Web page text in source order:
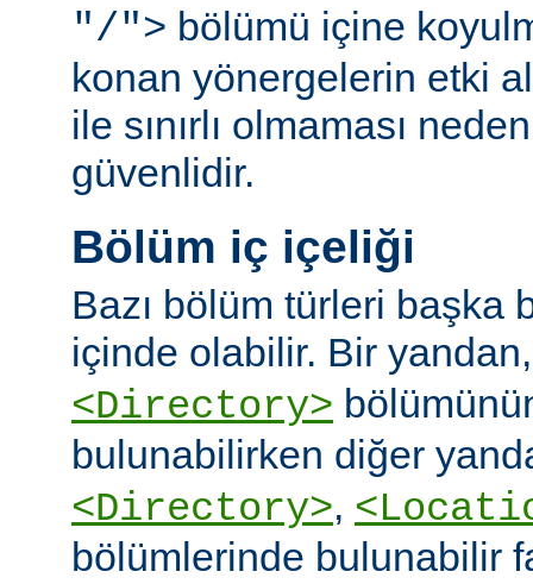
"/"> bölümü içine
konan yönergelerin etki
ile sınırlı olmaması
güvenlidir.
Bölüm iç içeliği
Bazı bölüm türleri başka
içinde olabilir. Bir
<Directory>
bulunabilirken diğer
<Directory>,
bölümlerinde bulunabilir